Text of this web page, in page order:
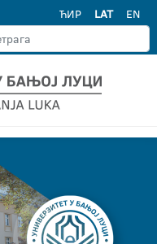
ЋИР LAT EN